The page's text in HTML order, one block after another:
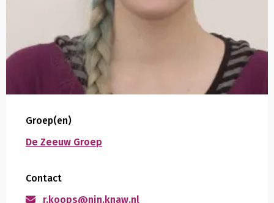
Groep(en)
De Zeeuw Groep
Contact
r.koops@nin.knaw.nl